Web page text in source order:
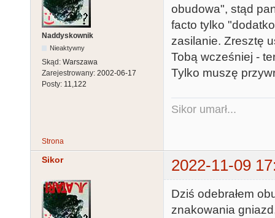
Naddyskownik
Nieaktywny
Skąd: Warszawa
Zarejestrowany: 2002-06-17
Posty: 11,122
obudowa", stąd
facto tylko
zasilanie. Zresztę
Tobą wcześniej -
Tylko muszę
Sikor umarł...
Strona
Sikor 2022-11-09
Dziś odebrałem
znakowania